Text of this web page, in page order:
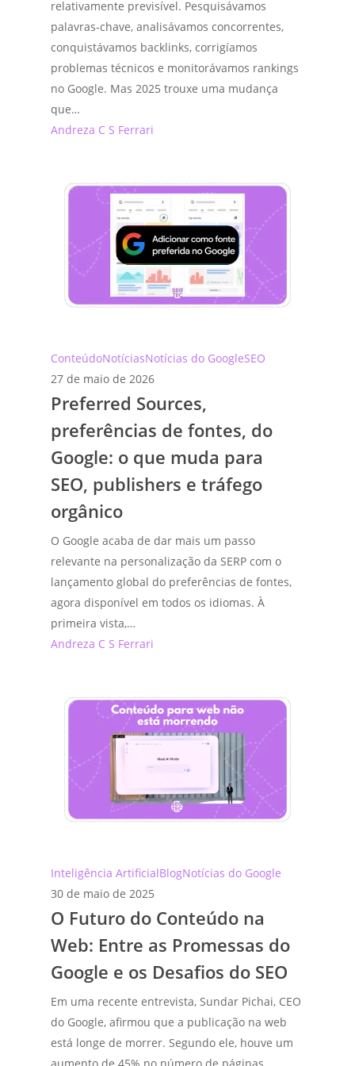
SEO
visibilidade
relativamente previsível. Pesquisávamos
palavras-chave, analisávamos concorrentes,
conquistávamos backlinks, corrigíamos
problemas técnicos e monitorávamos rankings
no Google. Mas 2025 trouxe uma mudança
que…
Andreza C S Ferrari
ConteúdoNotíciasNotícias do GoogleSEO
fontes,
para
SEO,
27 de maio de 2026
Preferred Sources,
preferências de fontes, do
Google: o que muda para
SEO, publishers e tráfego
orgânico
O Google acaba de dar mais um passo
relevante na personalização da SERP com o
lançamento global do preferências de fontes,
agora disponível em todos os idiomas. À
primeira vista,…
Andreza C S Ferrari
Inteligência ArtificialBlogNotícias do Google
na
Web:
Entre
as
Promessas
30 de maio de 2025
O Futuro do Conteúdo na
Web: Entre as Promessas do
Google e os Desafios do SEO
Em uma recente entrevista, Sundar Pichai, CEO
do Google, afirmou que a publicação na web
está longe de morrer. Segundo ele, houve um